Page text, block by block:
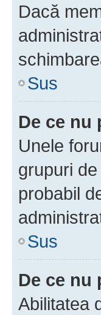
Dacă
Sus
De ce nu
Unele
grupuri
probabil
Sus
De ce nu
Abilitatea